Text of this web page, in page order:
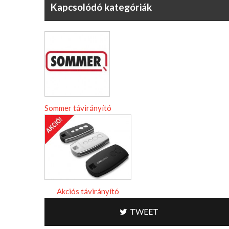
Kapcsolódó kategóriák
Sommer távirányító
Akciós távirányító
TWEET